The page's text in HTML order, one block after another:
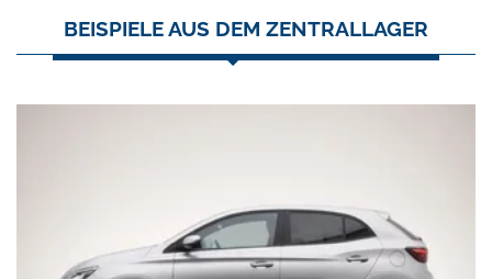
BEISPIELE AUS DEM ZENTRALLAGER